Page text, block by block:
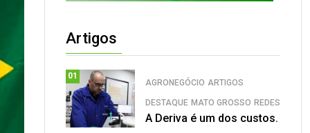
Artigos
01
AGRONEGÓCIO ARTIGOS
DESTAQUE MATO GROSSO REDES
A Deriva é um dos custos.